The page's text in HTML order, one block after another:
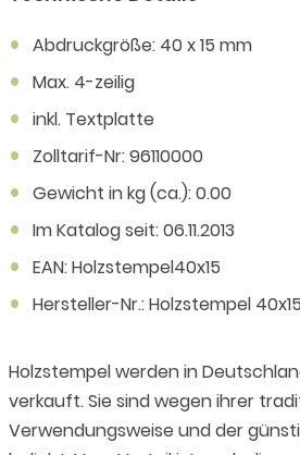
Abdruckgröße: 40 x 15 mm
Max. 4-zeilig
inkl. Textplatte
Zolltarif-Nr: 96110000
Gewicht in kg (ca.): 0.00
Im Katalog seit: 06.11.2013
EAN: Holzstempel40x15
Hersteller-Nr.: Holzstempel
Holzstempel werden in
verkauft. Sie sind wegen ihrer
Verwendungsweise und der